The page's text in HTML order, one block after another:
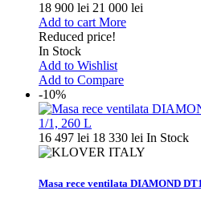
18 900 lei 21 000 lei
Add to cart More
Reduced price!
In Stock
Add to Wishlist
Add to Compare
-10%
16 497 lei 18 330 lei In Stock
Masa rece ventilata DIAMOND